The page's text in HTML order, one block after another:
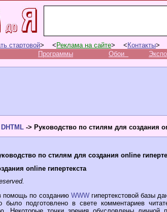
стартовой> < Реклама на сайте> < Контакты>
Программы Обои
-> Руководство по стилям для создания
по стилям для создания online
online гипертекста
помощь по созданию WWWгипертекстовой базы
подготовлено в свете комментариев